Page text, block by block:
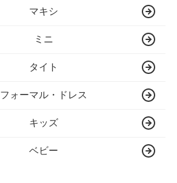
マキシ
ミニ
タイト
フォーマル・ドレス
キッズ
ベビー